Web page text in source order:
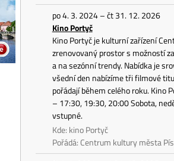
po 4. 3. 2024 – čt 31. 12. 2026
Kino Portyč
Kino Portyč je kulturní zařízení
zrenovovaný prostor s možností
a na sezónní trendy. Nabídka je
všední den nabízíme tři filmové
pořádají během celého roku.
– 17:30, 19:30, 20:00 Sobota,
vstupné.
Kde: kino Portyč
Pořádá: Centrum kultury města